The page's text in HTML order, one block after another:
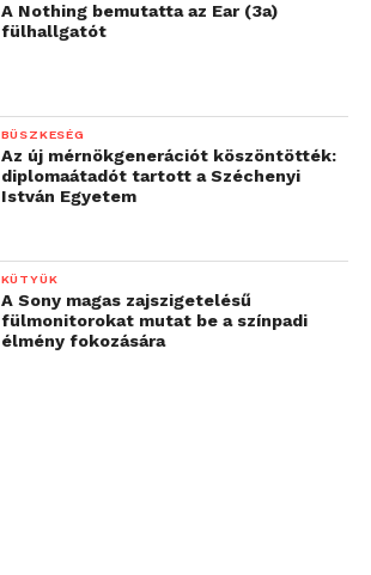
A Nothing bemutatta az Ear (3a)
fülhallgatót
BÜSZKESÉG
Az új mérnökgenerációt köszöntötték:
diplomaátadót tartott a Széchenyi
István Egyetem
KÜTYÜK
A Sony magas zajszigetelésű
fülmonitorokat mutat be a színpadi
élmény fokozására